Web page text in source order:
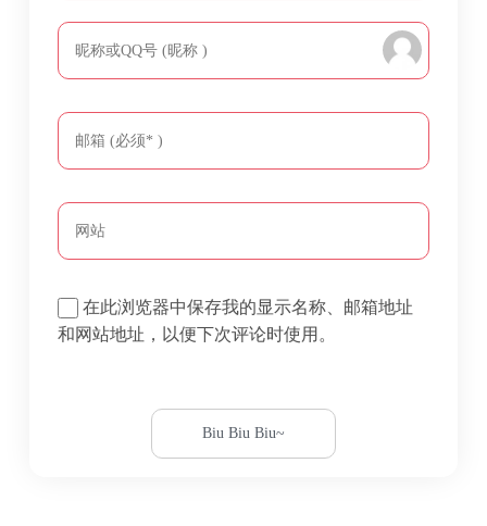
在此浏览器中保存我的显示名称、邮箱地址
和网站地址，以便下次评论时使用。